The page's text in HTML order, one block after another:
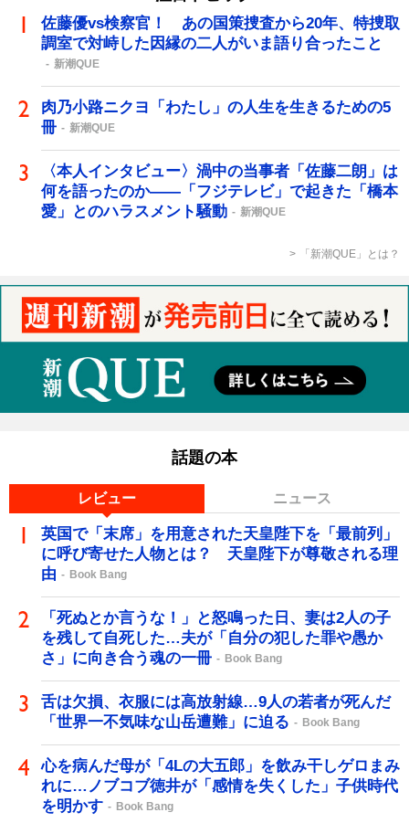
佐藤優vs検察官！ あの国策捜査から20年、特捜取
調室で対峙した因縁の二人がいま語り合ったこと
新潮QUE
肉乃小路ニクヨ「わたし」の人生を生きるための5
冊
新潮QUE
〈本人インタビュー〉渦中の当事者「佐藤二朗」は
何を語ったのか――「フジテレビ」で起きた「橋本
愛」とのハラスメント騒動
新潮QUE
「新潮QUE」とは？
話題の本
レビュー ニュース
英国で「末席」を用意された天皇陛下を「最前列」
に呼び寄せた人物とは？ 天皇陛下が尊敬される理
由
Book Bang
「死ぬとか言うな！」と怒鳴った日、妻は2人の子
を残して自死した…夫が「自分の犯した罪や愚か
さ」に向き合う魂の一冊
Book Bang
舌は欠損、衣服には高放射線…9人の若者が死んだ
「世界一不気味な山岳遭難」に迫る
Book Bang
心を病んだ母が「4Lの大五郎」を飲み干しゲロまみ
れに…ノブコブ徳井が「感情を失くした」子供時代
を明かす
Book Bang